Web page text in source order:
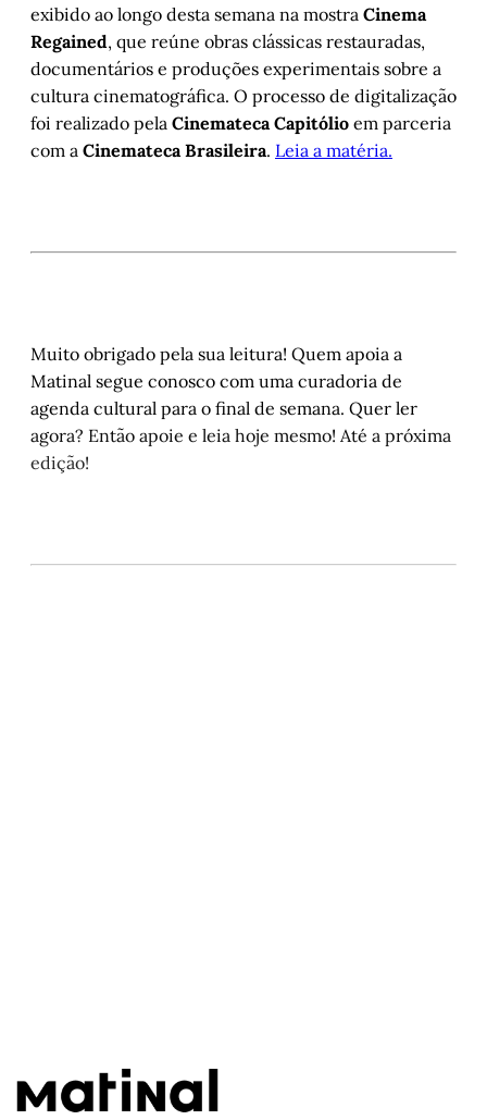
exibido ao longo desta semana na mostra Cinema
Regained, que reúne obras clássicas restauradas,
documentários e produções experimentais sobre a
cultura cinematográfica. O processo de digitalização
foi realizado pela Cinemateca Capitólio em parceria
com a Cinemateca Brasileira. Leia a matéria.
Muito obrigado pela sua leitura! Quem apoia a
Matinal segue conosco com uma curadoria de
agenda cultural para o final de semana. Quer ler
agora? Então apoie e leia hoje mesmo! Até a próxima
edição!